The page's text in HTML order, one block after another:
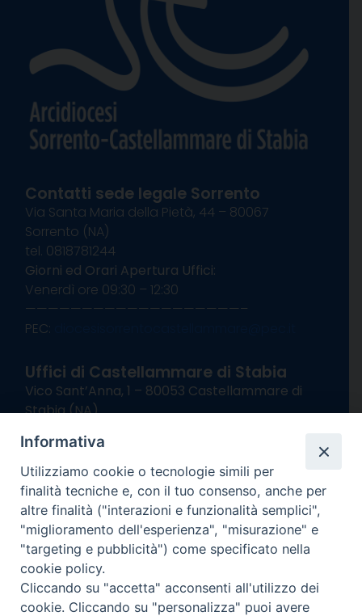
Contatti sede legale Sorrento
Via Santa Maria della Pietà, 44 – 80067
Sorrento (NA)
tel. 0818781244
Giorni ed Orari Apertura Uffici:
Venerdì ore 09:30 – 12:30
———————————————————–
PEC:
Uffici di Castellammare di Stabia
Vico Sant’Anna, 1 – 80053 Castellammare di
Stabia (NA)
Giorni ed Orari Apertura Uffici:
Lunedì e Mercoledì ore 09:00 – 13:00
Uffici Matrimoni:
Lunedì e Mercoledì ore 09:30 – 12:30
seguici su
Channel
Informativa
Utilizziamo cookie o tecnologie simili per
finalità tecniche e, con il tuo consenso, anche per
altre finalità ("interazioni e funzionalità semplici",
"miglioramento dell'esperienza", "misurazione" e
"targeting e pubblicità") come specificato nella
cookie policy.
Cliccando su "accetta" acconsenti all'utilizzo dei
cookie. Cliccando su "personalizza" puoi avere